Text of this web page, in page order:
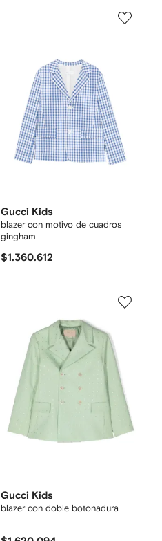
Gucci Kids
blazer con motivo de cuadros
gingham
$1.360.612
Gucci Kids
blazer con doble botonadura